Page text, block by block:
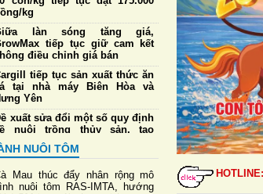
kg
làn sóng tăng giá,
tiếp tục giữ cam kết
điều chỉnh giá bán
tiếp tục sản xuất thức ăn
tại nhà máy Biên Hòa và
Yên
xuất sửa đổi một số quy định
nuôi trồng thủy sản, tạo
thuận lợi cho xuất khẩu tôm
tôm ngày 6/8: Thương lái
trì thu mua ổn định, tôm cỡ
con/kg giữ giá cao nhất
NUÔI TÔM
Mau thúc đẩy nhân rộng mô
nuôi tôm RAS-IMTA, hướng